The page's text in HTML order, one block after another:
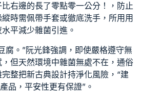
右邊的長了零點零一公分！，防止
時需佩帶手套或徹底洗手，所用用
平減少雜菌引進。
腐。”阮光鋒強調，即使嚴格遵守無
但天然環境中雜菌無處不在，通俗
完整把新古典設計持淨化風險，“建
品，平安性更有保證”。